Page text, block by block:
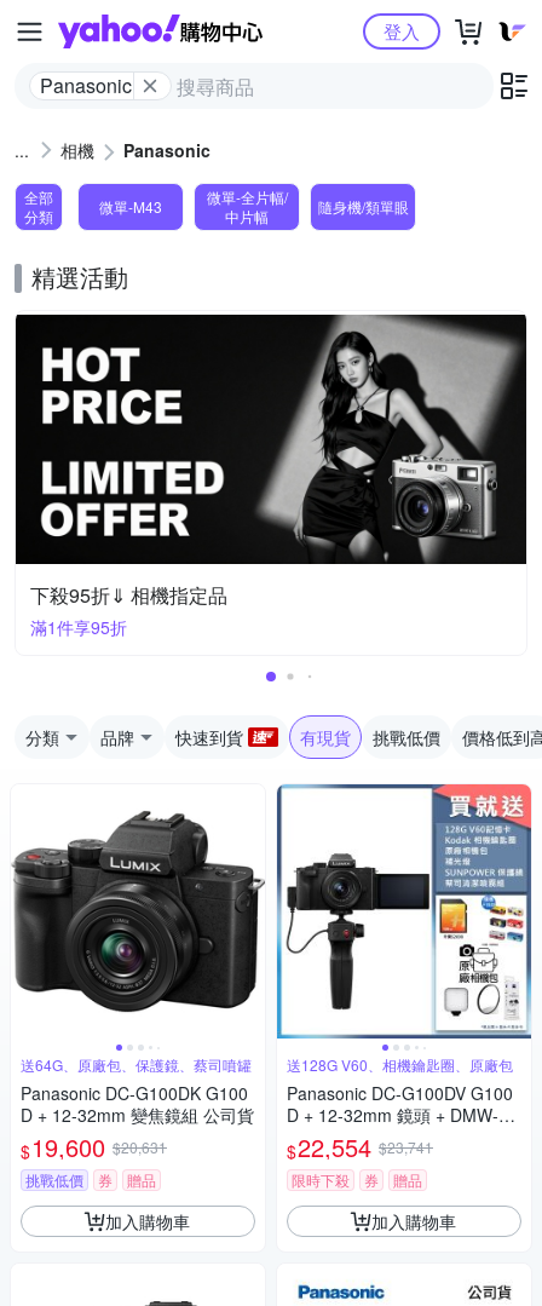
Yahoo購物中心
Panasonic
登入
相機 Panasonic
全部
分類
微單-M43
微單-全片幅/
中片幅
隨身機/類單眼
精選活動
下殺95折⇓ 相機指定品
滿1件享95折
分類 品牌 快速到貨 有現貨 挑戰低價 價格低到
送64G、原廠包、保護鏡、蔡司噴罐
Panasonic DC-G100DK G100
D + 12-32mm 變焦鏡組 公司貨
$19,600 $20,631
挑戰低價
券 贈品
加入購物車
送128G V60、相機鑰匙圈、原廠包
Panasonic DC-G100DV G100
D + 12-32mm 鏡頭 + DMW-SH
GR2 三腳架握把組 公司貨
$22,554 $23,741
限時下殺
券 贈品
加入購物車